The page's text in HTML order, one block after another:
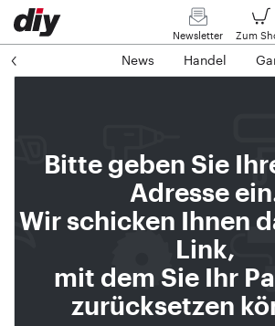
Newsletter Zum
News Handel
Bitte geben Sie
Adresse
Wir schicken Ihnen
Link,
mit dem Sie Ihr
zurücksetzen